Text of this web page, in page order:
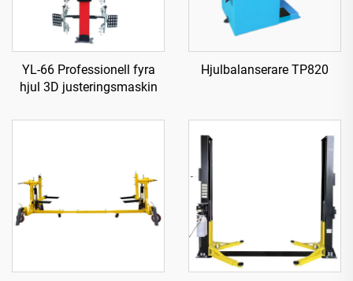
YL-66 Professionell fyra
hjul 3D justeringsmaskin
Hjulbalanserare TP820